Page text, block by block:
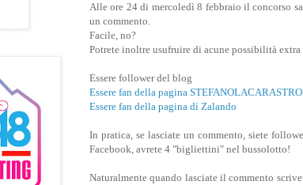
Alle ore 24 di mercoledì 8 febbraio il concorso
un commento.
Facile, no?
Potrete inoltre usufruire di acune possibilità
Essere follower del blog
Essere fan della pagina
Essere fan della pagina di Zalando
In pratica, se lasciate un commento, siete
Facebook, avrete 4 "bigliettini" nel bussolotto!
Naturalmente quando lasciate il commento